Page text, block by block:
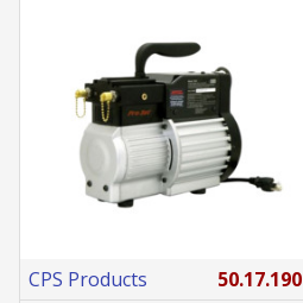
CPS Products
50.17.190